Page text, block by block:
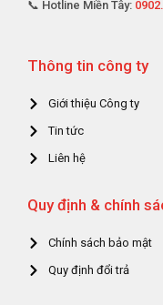
📞 Hotline Miền Tây:
Thông tin công ty
Giới thiệu Công ty
Tin tức
Liên hệ
Quy định & chính
Chính sách bảo mật
Quy định đổi trả